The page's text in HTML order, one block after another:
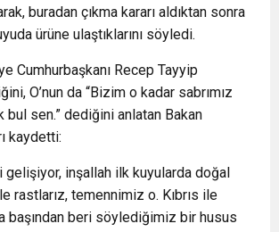
buradan çıkma kararı aldıktan sonra
ürüne ulaştıklarını söyledi.
Cumhurbaşkanı Recep Tayyip
O’nun da “Bizim o kadar sabrımız
bul sen.” dediğini anlatan Bakan
kaydetti:
gelişiyor, inşallah ilk kuyularda doğal
rastlarız, temennimiz o. Kıbrıs ile
başından beri söylediğimiz bir husus